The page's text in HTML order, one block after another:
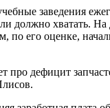
заведения
должно хватать.
по его оценке,
дефицит